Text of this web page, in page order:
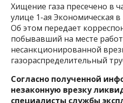
Хищение газа пресечено в
улице 1-ая Экономическая
Об этом передает
побывавший на месте
несанкционированной
газораспределительный
Согласно полученной
незаконную врезку
специалисты службы